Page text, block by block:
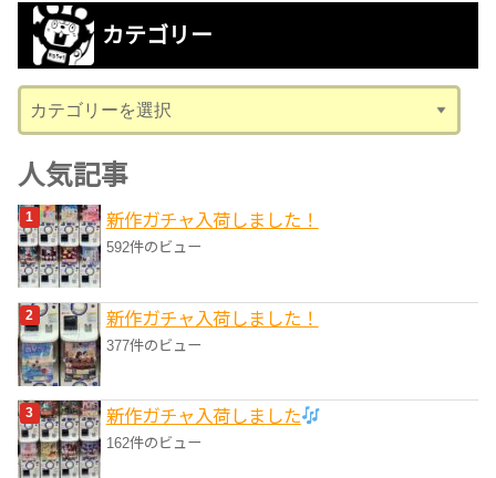
カ
ブ
カテゴリー
テ
ゴ
リ
ー
人気記事
新作ガチャ入荷しました！
592件のビュー
新作ガチャ入荷しました！
377件のビュー
新作ガチャ入荷しました
162件のビュー